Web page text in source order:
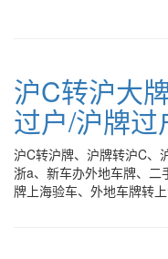
沪C转沪大
过户/沪牌过
沪C转沪牌、沪牌转沪C、
浙a、新车办外地车牌、二
牌上海验车、外地车牌转上